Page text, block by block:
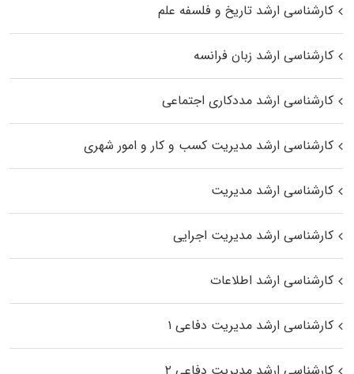
کارشناسی ارشد تاریخ و فلسفه علم
کارشناسی ارشد زبان فرانسه
کارشناسی ارشد مددکاری اجتماعی
کارشناسی ارشد مدیریت کسب و کار و امور شهری
کارشناسی ارشد مدیریت
کارشناسی ارشد مدیریت اجرایی
کارشناسی ارشد اطلاعات
کارشناسی ارشد مدیریت دفاعی ۱